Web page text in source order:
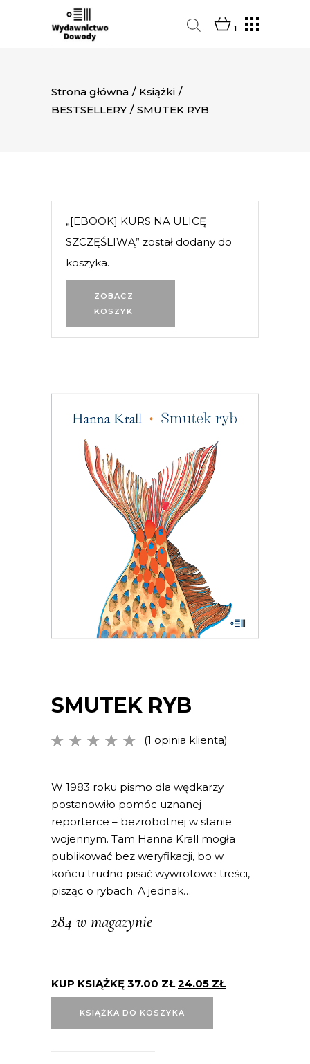
1
Strona główna / Książki /
BESTSELLERY / SMUTEK RYB
ZOBACZ
KOSZYK
„[EBOOK] KURS NA ULICĘ
SZCZĘŚLIWĄ” został dodany do
koszyka.
SMUTEK RYB
Oceniony
podstawie
1
klienta
(1 opinia klienta)
W 1983 roku pismo dla wędkarzy
postanowiło pomóc uznanej
reporterce – bezrobotnej w stanie
wojennym. Tam Hanna Krall mogła
publikować bez weryfikacji, bo w
końcu trudno pisać wywrotowe treści,
pisząc o rybach. A jednak…
284 w magazynie
KUP KSIĄŻKĘ 37.00ZŁ 24.05 ZŁ
KSIĄŻKA DO KOSZYKA